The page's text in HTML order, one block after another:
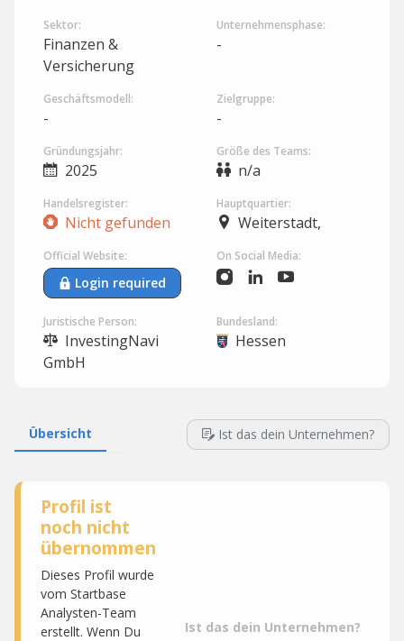
Sektor:
Finanzen &
Versicherung
Unternehmensphase:
-
Geschäftsmodell:
-
Zielgruppe:
-
Gründungsjahr:
2025
Größe des Teams:
n/a
Handelsregister:
Nicht gefunden
Hauptquartier:
Weiterstadt,
Official Website:
Login required
On Social Media:
Juristische Person:
InvestingNavi
GmbH
Bundesland:
Hessen
Übersicht Ist das dein Unternehmen?
Profil ist
noch nicht
übernommen
Dieses Profil wurde
vom Startbase
Analysten-Team
erstellt. Wenn Du
Ist das dein Unternehmen?